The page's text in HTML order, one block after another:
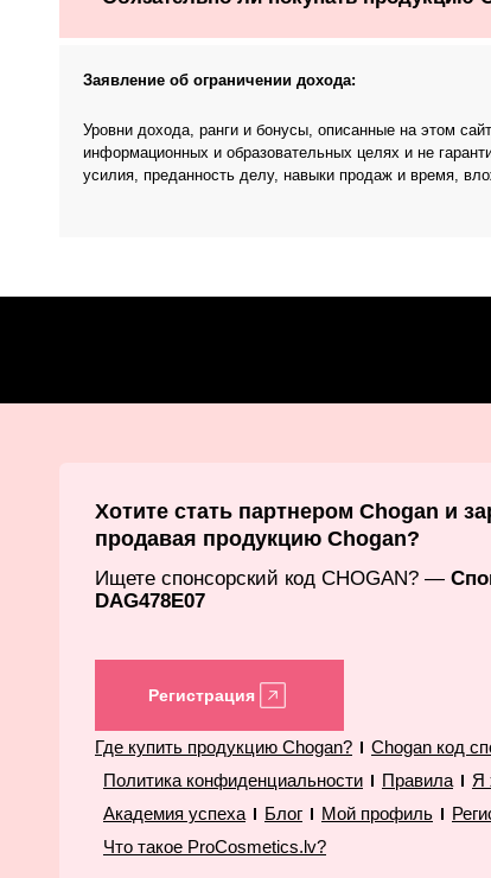
Заявление об ограничении дохода:
Уровни дохода, ранги и бонусы, описанные на этом
информационных и образовательных целях и не
усилия, преданность делу, навыки продаж и время,
Хотите стать партнером Chogan и
продавая продукцию Chogan?
Ищете спонсорский код CHOGAN? —
DAG478E07
Регистрация
Где купить продукцию Chogan? Chogan код
Политика конфиденциальности
Правила
Я
Академия успеха
Блог Мой профиль
Что такое ProCosmetics.lv?